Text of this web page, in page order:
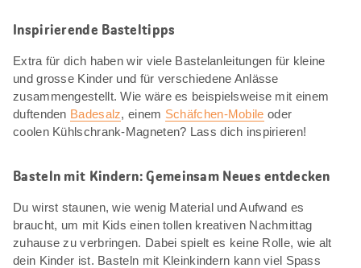
Inspirierende Basteltipps
Extra für dich haben wir viele Bastelanleitungen für kleine
und grosse Kinder und für verschiedene Anlässe
zusammengestellt. Wie wäre es beispielsweise mit einem
duftenden Badesalz, einem Schäfchen-Mobile oder
coolen Kühlschrank-Magneten? Lass dich inspirieren!
Basteln mit Kindern: Gemeinsam Neues entdecken
Du wirst staunen, wie wenig Material und Aufwand es
braucht, um mit Kids einen tollen kreativen Nachmittag
zuhause zu verbringen. Dabei spielt es keine Rolle, wie alt
dein Kinder ist. Basteln mit Kleinkindern kann viel Spass